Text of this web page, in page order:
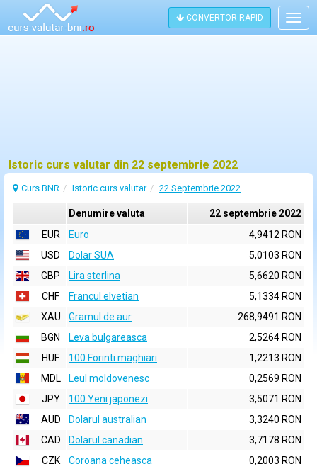
CONVERTOR RAPID
Istoric curs valutar din 22 septembrie 2022
Curs BNR Istoric curs valutar 22 Septembrie 2022
Denumire valuta
22 septembrie 2022
EUR
Euro
4,9412 RON
USD
Dolar SUA
5,0103 RON
GBP
Lira sterlina
5,6620 RON
CHF
Francul elvetian
5,1334 RON
XAU
Gramul de aur
268,9491 RON
BGN
Leva bulgareasca
2,5264 RON
HUF
100 Forinti maghiari
1,2213 RON
MDL
Leul moldovenesc
0,2569 RON
JPY
100 Yeni japonezi
3,5071 RON
AUD
Dolarul australian
3,3240 RON
CAD
Dolarul canadian
3,7178 RON
CZK
Coroana ceheasca
0,2003 RON